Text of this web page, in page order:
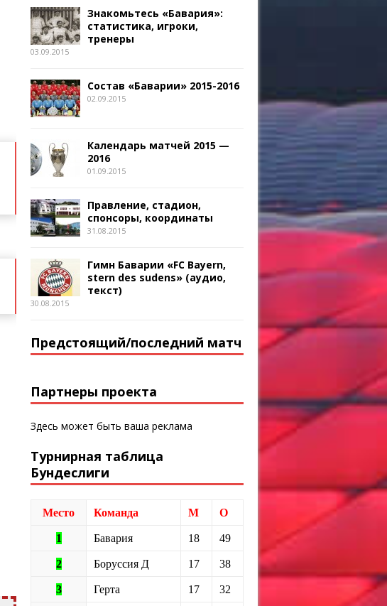
Знакомьтесь «Бавария»:
статистика, игроки,
тренеры
03.09.2015
Состав «Баварии» 2015-2016
02.09.2015
Календарь матчей 2015 —
2016
01.09.2015
Правление, стадион,
спонсоры, координаты
31.08.2015
Гимн Баварии «FC Bayern,
stern des sudens» (аудио,
текст)
30.08.2015
Предстоящий/последний матч
Партнеры проекта
Здесь может быть ваша реклама
Турнирная таблица
Бундеслиги
Место Команда М О
1 Бавария 18 49
2 Боруссия Д 17 38
3 Герта 17 32